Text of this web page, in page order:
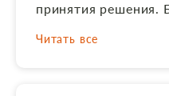
принятия решения.
особенное в память
Читать все